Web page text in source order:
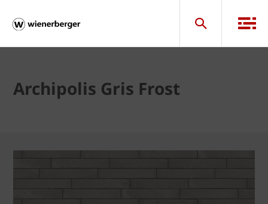
Archipolis Gris Frost